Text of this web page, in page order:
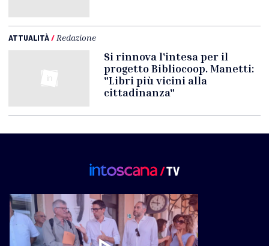
ATTUALITÀ/ Redazione
Si rinnova l'intesa per il
progetto Bibliocoop. Manetti:
"Libri più vicini alla
cittadinanza"